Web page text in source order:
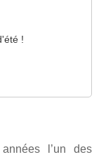
!
l’un des